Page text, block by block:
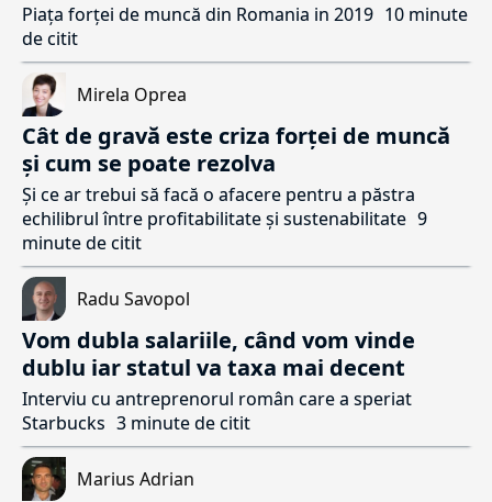
Piața forței de muncă din Romania in 2019 10 minute
de citit
Mirela Oprea
Cât de gravă este criza forței de muncă
și cum se poate rezolva
Și ce ar trebui să facă o afacere pentru a păstra
echilibrul între profitabilitate și sustenabilitate 9
minute de citit
Radu Savopol
Vom dubla salariile, când vom vinde
dublu iar statul va taxa mai decent
Interviu cu antreprenorul român care a speriat
Starbucks 3 minute de citit
Marius Adrian